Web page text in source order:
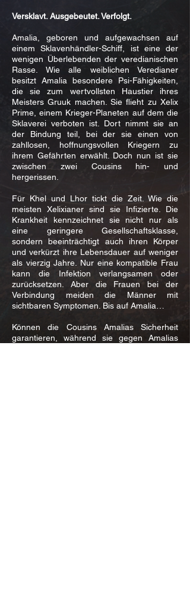
Versklavt. Ausgebeutet. Verfolgt.
Amalia, geboren und aufgewachsen auf
einem Sklavenhändler-Schiff, ist eine der
wenigen Überlebenden der veredianischen
Rasse. Wie alle weiblichen Veredianer
besitzt Amalia besondere Psi-Fähigkeiten,
die sie zum wertvollsten Haustier ihres
Meisters Gruuk machen. Sie flieht zu Xelix
Prime, einem Krieger-Planeten auf dem die
Sklaverei verboten ist. Dort nimmt sie an
der Bindung teil, bei der sie einen von
zahllosen, hoffnungsvollen Kriegern zu
ihrem Gefährten erwählt. Doch nun ist sie
zwischen zwei Cousins hin- und
hergerissen.
Für Khel und Lhor tickt die Zeit. Wie die
meisten Xelixianer sind sie Infizierte. Die
Krankheit kennzeichnet sie nicht nur als
eine geringere Gesellschaftsklasse,
sondern beeinträchtigt auch ihren Körper
und verkürzt ihre Lebensdauer auf weniger
als vierzig Jahre. Nur eine kompatible Frau
kann die Infektion verlangsamen oder
zurücksetzen. Aber die Frauen bei der
Verbindung meiden die Männer mit
sichtbaren Symptomen. Bis auf Amalia…
Können die Cousins Amalias Sicherheit
garantieren, während sie gegen Amalias